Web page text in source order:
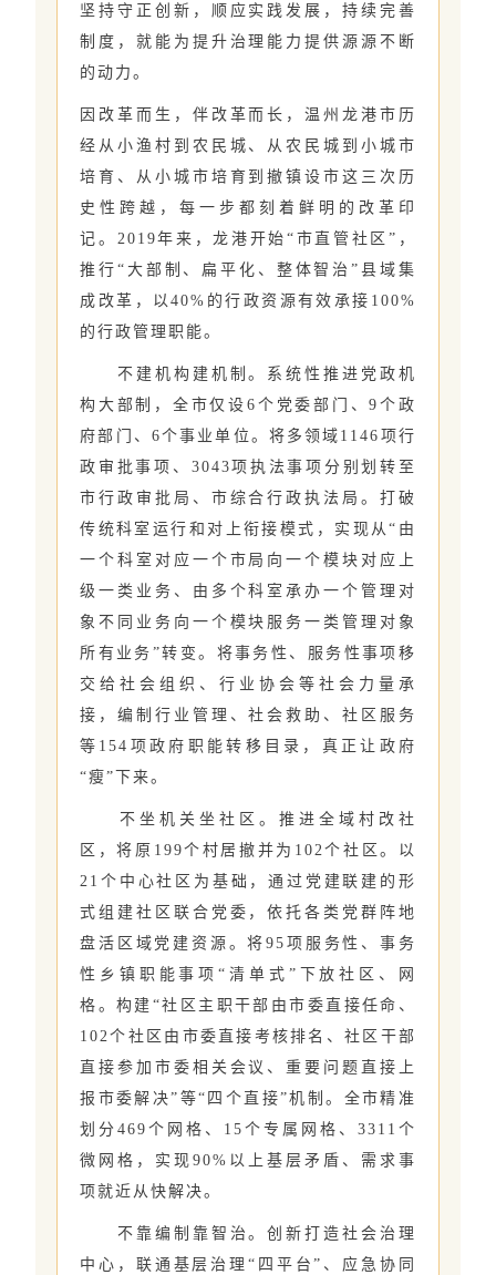
坚持守正创新，顺应实践发展，持续完善
制度，就能为提升治理能力提供源源不断
的动力。
因改革而生，伴改革而长，温州龙港市历
经从小渔村到农民城、从农民城到小城市
培育、从小城市培育到撤镇设市这三次历
史性跨越，每一步都刻着鲜明的改革印
记。2019年来，龙港开始“市直管社区”，
推行“大部制、扁平化、整体智治”县域集
成改革，以40%的行政资源有效承接100%
的行政管理职能。
不建机构建机制。系统性推进党政机
构大部制，全市仅设6个党委部门、9个政
府部门、6个事业单位。将多领域1146项行
政审批事项、3043项执法事项分别划转至
市行政审批局、市综合行政执法局。打破
传统科室运行和对上衔接模式，实现从“由
一个科室对应一个市局向一个模块对应上
级一类业务、由多个科室承办一个管理对
象不同业务向一个模块服务一类管理对象
所有业务”转变。将事务性、服务性事项移
交给社会组织、行业协会等社会力量承
接，编制行业管理、社会救助、社区服务
等154项政府职能转移目录，真正让政府
“瘦”下来。
不坐机关坐社区。推进全域村改社
区，将原199个村居撤并为102个社区。以
21个中心社区为基础，通过党建联建的形
式组建社区联合党委，依托各类党群阵地
盘活区域党建资源。将95项服务性、事务
性乡镇职能事项“清单式”下放社区、网
格。构建“社区主职干部由市委直接任命、
102个社区由市委直接考核排名、社区干部
直接参加市委相关会议、重要问题直接上
报市委解决”等“四个直接”机制。全市精准
划分469个网格、15个专属网格、3311个
微网格，实现90%以上基层矛盾、需求事
项就近从快解决。
不靠编制靠智治。创新打造社会治理
中心，联通基层治理“四平台”、应急协同